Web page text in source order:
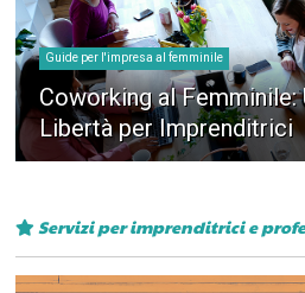
Guide per l'impresa al femminile
Coworking al Femminile:
Libertà per Imprenditrici
Servizi per imprenditrici e